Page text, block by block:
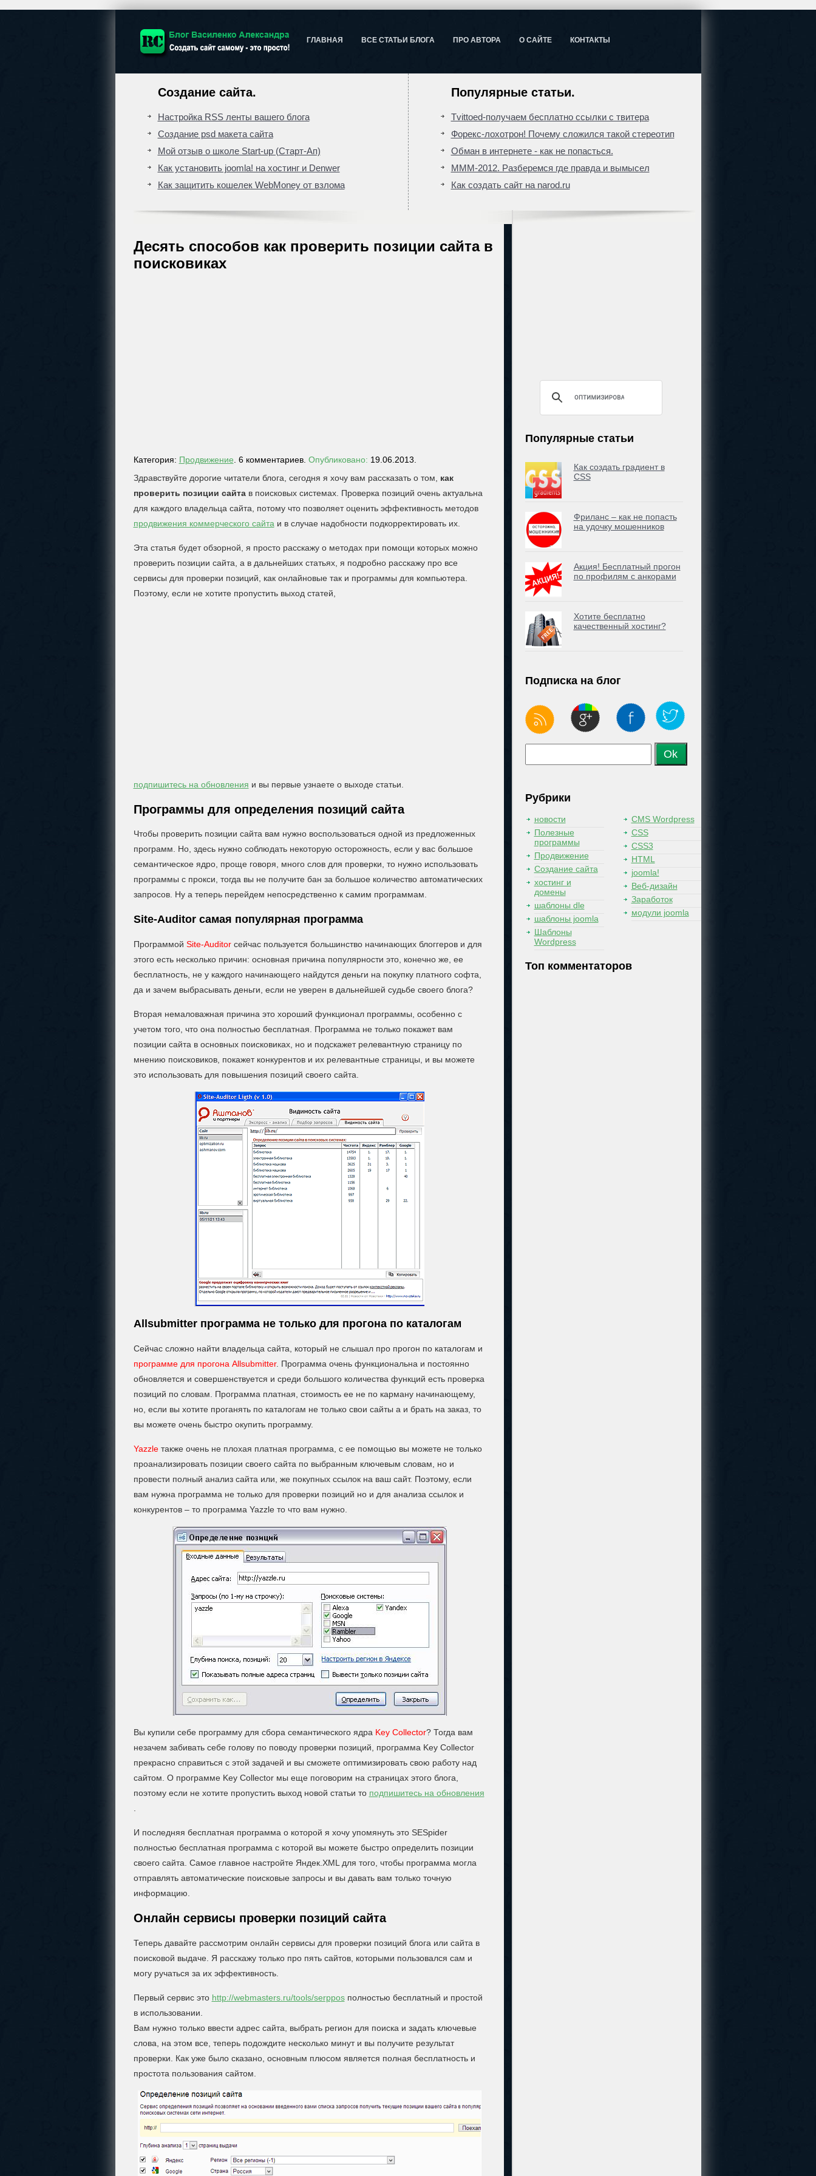
КОНТАКТЫ
О САЙТЕ
ПРО АВТОРА
ВСЕ СТАТЬИ БЛОГА
ГЛАВНАЯ
Создание сайта.
Настройка RSS ленты вашего блога
Создание psd макета сайта
Мой отзыв о школе Start-up (Старт-Ап)
Как установить joomla! на хостинг и Denwer
Как защитить кошелек WebMoney от взлома
Популярные статьи.
Tvittoed-получаем бесплатно ссылки с твитера
Форекс-лохотрон! Почему сложился такой стереотип
Обман в интернете - как не попасться.
МММ-2012. Разберемся где правда и вымысел
Как создать сайт на narod.ru
Десять способов как проверить позиции сайта в
поисковиках
Категория: Продвижение . 6 комментариев. Опубликовано: 19.06.2013.
Здравствуйте дорогие читатели блога, сегодня я хочу вам рассказать о том, как
проверить позиции сайтав поисковых системах. Проверка позиций очень актуальна
для каждого владельца сайта, потому что позволяет оценить эффективность методов
продвижения коммерческого сайта и в случае надобности подкорректировать их.
Эта статья будет обзорной, я просто расскажу о методах при помощи которых можно
проверить позиции сайта, а в дальнейших статьях, я подробно расскажу про все
сервисы для проверки позиций, как онлайновые так и программы для компьютера.
Поэтому, если не хотите пропустить выход статей,
подпишитесь на обновления и вы первые узнаете о выходе статьи.
Программы для определения позиций сайта
Чтобы проверить позиции сайта вам нужно воспользоваться одной из предложенных
программ. Но, здесь нужно соблюдать некоторую осторожность, если у вас большое
семантическое ядро, проще говоря, много слов для проверки, то нужно использовать
программы с прокси, тогда вы не получите бан за большое количество автоматических
запросов. Ну а теперь перейдем непосредственно к самим программам.
Site-Auditor самая популярная программа
Программой Site-Auditorсейчас пользуется большинство начинающих блоггеров и для
этого есть несколько причин: основная причина популярности это, конечно же, ее
бесплатность, не у каждого начинающего найдутся деньги на покупку платного софта,
да и зачем выбрасывать деньги, если не уверен в дальнейшей судьбе своего блога?
Вторая немаловажная причина это хороший функционал программы, особенно с
учетом того, что она полностью бесплатная. Программа не только покажет вам
позиции сайта в основных поисковиках, но и подскажет релевантную страницу по
мнению поисковиков, покажет конкурентов и их релевантные страницы, и вы можете
это использовать для повышения позиций своего сайта.
Allsubmitter программа не только для прогона по каталогам
Сейчас сложно найти владельца сайта, который не слышал про прогон по каталогам и
программе для прогона Allsubmitter. Программа очень функциональна и постоянно
обновляется и совершенствуется и среди большого количества функций есть проверка
позиций по словам. Программа платная, стоимость ее не по карману начинающему,
но, если вы хотите проганять по каталогам не только свои сайты а и брать на заказ, то
вы можете очень быстро окупить программу.
Yazzleтакже очень не плохая платная программа, с ее помощью вы можете не только
проанализировать позиции своего сайта по выбранным ключевым словам, но и
провести полный анализ сайта или, же покупных ссылок на ваш сайт. Поэтому, если
вам нужна программа не только для проверки позиций но и для анализа ссылок и
конкурентов – то программа Yazzle то что вам нужно.
Вы купили себе программу для сбора семантического ядра Key Collector? Тогда вам
незачем забивать себе голову по поводу проверки позиций, программа Key Collector
прекрасно справиться с этой задачей и вы сможете оптимизировать свою работу над
сайтом. О программе Key Collector мы еще поговорим на страницах этого блога,
поэтому если не хотите пропустить выход новой статьи то подпишитесь на обновления
.
И последняя бесплатная программа о которой я хочу упомянуть это SESpider
полностью бесплатная программа с которой вы можете быстро определить позиции
своего сайта. Самое главное настройте Яндек.XML для того, чтобы программа могла
отправлять автоматические поисковые запросы и вы давать вам только точную
информацию.
Онлайн сервисы проверки позиций сайта
Теперь давайте рассмотрим онлайн сервисы для проверки позиций блога или сайта в
поисковой выдаче. Я расскажу только про пять сайтов, которыми пользовался сам и
могу ручаться за их эффективность.
Первый сервис это http://webmasters.ru/tools/serppos полностью бесплатный и простой
в использовании.
Вам нужно только ввести адрес сайта, выбрать регион для поиска и задать ключевые
слова, на этом все, теперь подождите несколько минут и вы получите результат
проверки. Как уже было сказано, основным плюсом является полная бесплатность и
простота пользования сайтом.
Популярные статьи
Как создать градиент в
CSS
Фриланс – как не попасть
на удочку мошенников
Акция! Бесплатный прогон
по профилям с анкорами
Хотите бесплатно
качественный хостинг?
Подписка на блог
Рубрики
CMS Wordpress
CSS
CSS3
HTML
joomla!
Веб-дизайн
Заработок
модули joomla
новости
Полезные
программы
Продвижение
Создание сайта
хостинг и
домены
шаблоны dle
шаблоны joomla
Шаблоны
Wordpress
Топ комментаторов